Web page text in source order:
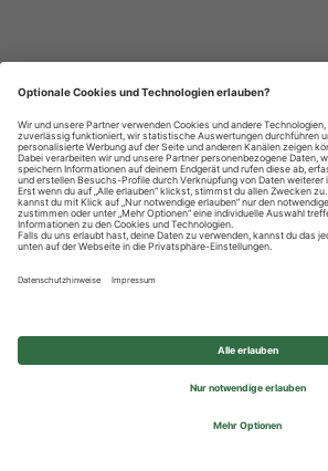
Datenschutzhinweise
Impressum
Privatsphäre-
© 2026 REWE Group - All